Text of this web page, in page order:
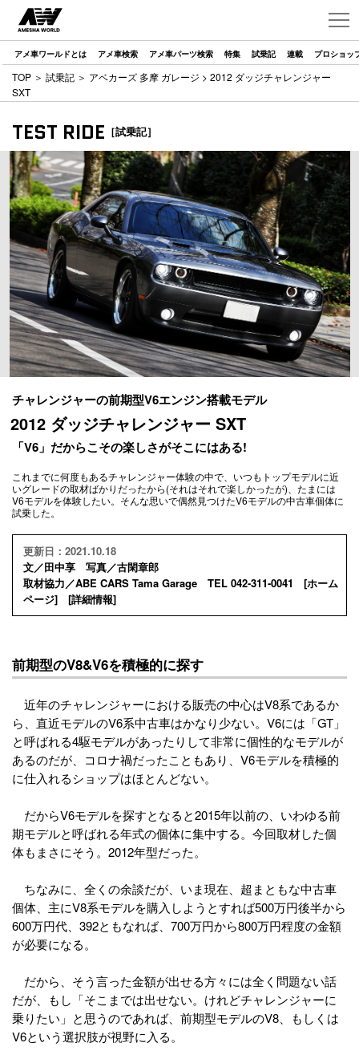
アメ車ワールドとは アメ車検索 アメ車パーツ検索 特集 試乗記 連載 プロショッ
TOP ＞ 試乗記 ＞ アベカーズ 多摩 ガレージ > 2012 ダッジチャレンジャー
SXT
TEST RIDE ［試乗記］
チャレンジャーの前期型V6エンジン搭載モデル
2012 ダッジチャレンジャー SXT
「V6」だからこその楽しさがそこにはある!
これまでに何度もあるチャレンジャー体験の中で、いつもトップモデルに近
いグレードの取材ばかりだったから(それはそれで楽しかったが)、たまには
V6モデルを体験したい。そんな思いで偶然見つけたV6モデルの中古車個体に
試乗した。
更新日：2021.10.18
文／田中享 写真／古閑章郎
取材協力／ABE CARS Tama Garage TEL 042-311-0041 [ホーム
ページ] [詳細情報]
前期型のV8&V6を積極的に探す
近年のチャレンジャーにおける販売の中心はV8系であるか
ら、直近モデルのV6系中古車はかなり少ない。V6には「GT」
と呼ばれる4駆モデルがあったりして非常に個性的なモデルが
あるのだが、コロナ禍だったこともあり、V6モデルを積極的
に仕入れるショップはほとんどない。
だからV6モデルを探すとなると2015年以前の、いわゆる前
期モデルと呼ばれる年式の個体に集中する。今回取材した個
体もまさにそう。2012年型だった。
ちなみに、全くの余談だが、いま現在、超まともな中古車
個体、主にV8系モデルを購入しようとすれば500万円後半から
600万円代、392ともなれば、700万円から800万円程度の金額
が必要になる。
だから、そう言った金額が出せる方々には全く問題ない話
だが、もし「そこまでは出せない。けれどチャレンジャーに
乗りたい」と思うのであれば、前期型モデルのV8、もしくは
V6という選択肢が視野に入る。